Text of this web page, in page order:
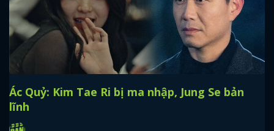
Ác Quỷ: Kim Tae Ri bị ma nhập, Jung Se bản
lĩnh